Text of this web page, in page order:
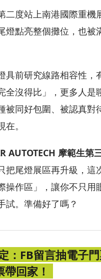
二度站上南港國際重機
燈點亮整個攤位，也被
具前研究線路相容性，
全沒得比」，更多人是
被同好包圍、被認真對
。
AUTOTECH 摩範生第
把尾燈展區再升級，這
操作區」，讓你不只用
試。準備好了嗎？
：FB留言抽電子
回家！